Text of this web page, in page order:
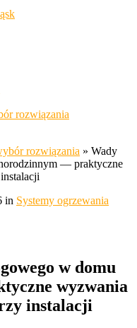
rozwiązania
rozwiązania » Wady
— praktyczne
in Systemy ogrzewania
w domu
wyzwania
instalacji